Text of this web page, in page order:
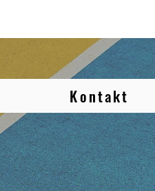
Kontakt